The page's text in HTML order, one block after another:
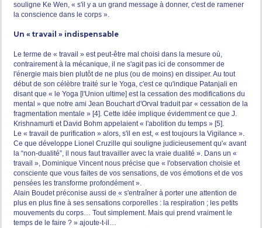
souligne Ke Wen, « s'il y a un grand message à donner, c'est de ramener
la conscience dans le corps ».
Un « travail » indispensable
Le terme de « travail » est peut-être mal choisi dans la mesure où,
contrairement à la mécanique, il ne s'agit pas ici de consommer de
l'énergie mais bien plutôt de ne plus (ou de moins) en dissiper. Au tout
début de son célèbre traité sur le Yoga, c'est ce qu'indique Patanjali en
disant que « le Yoga [l'Union ultime] est la cessation des modifications du
mental » que notre ami Jean Bouchart d'Orval traduit par « cessation de la
fragmentation mentale » [4]. Cette idée implique évidemment ce que J.
Krishnamurti et David Bohm appelaient « l'abolition du temps » [5].
Le « travail de purification » alors, s'il en est, « est toujours la Vigilance ».
Ce que développe Lionel Cruzille qui souligne judicieusement qu'« avant
la “non-dualité”, il nous faut travailler avec la vraie dualité ». Dans un «
travail », Dominique Vincent nous précise que « l'observation choisie et
consciente que vous faites de vos sensations, de vos émotions et de vos
pensées les transforme profondément ».
Alain Boudet préconise aussi de « s'entraîner à porter une attention de
plus en plus fine à ses sensations corporelles : la respiration ; les petits
mouvements du corps… Tout simplement. Mais qui prend vraiment le
temps de le faire ? » ajoute-t-il…